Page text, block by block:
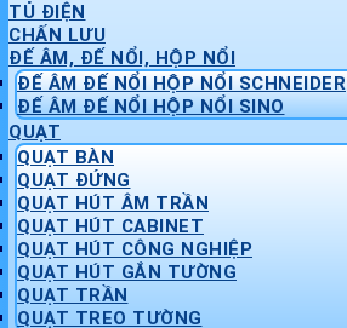
TỦ ĐIỆN
CHẤN LƯU
ĐẾ ÂM, ĐẾ NỔI, HỘP NỔI
ĐẾ ÂM ĐẾ NỔI HỘP NỔI SCHNEIDER
ĐẾ ÂM ĐẾ NỔI HỘP NỔI SINO
QUẠT
QUẠT BÀN
QUẠT ĐỨNG
QUẠT HÚT ÂM TRẦN
QUẠT HÚT CABINET
QUẠT HÚT CÔNG NGHIỆP
QUẠT HÚT GẮN TƯỜNG
QUẠT TRẦN
QUẠT TREO TƯỜNG